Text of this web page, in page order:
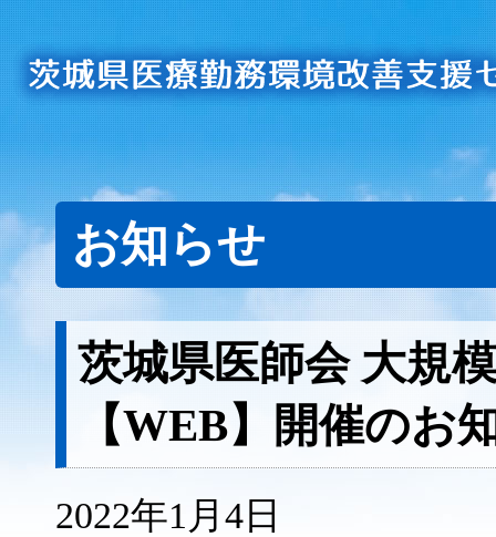
お知らせ
茨城県医師会 大規
【WEB】開催のお
2022年1月4日